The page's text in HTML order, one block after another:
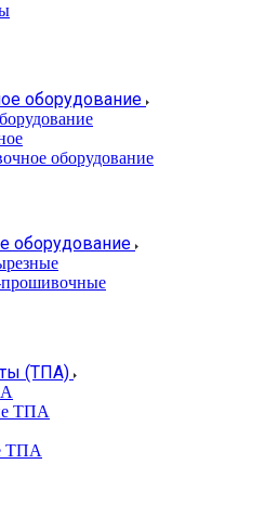
оборудование
оборудование
оборудование
(ТПА)
ТПА
ТПА